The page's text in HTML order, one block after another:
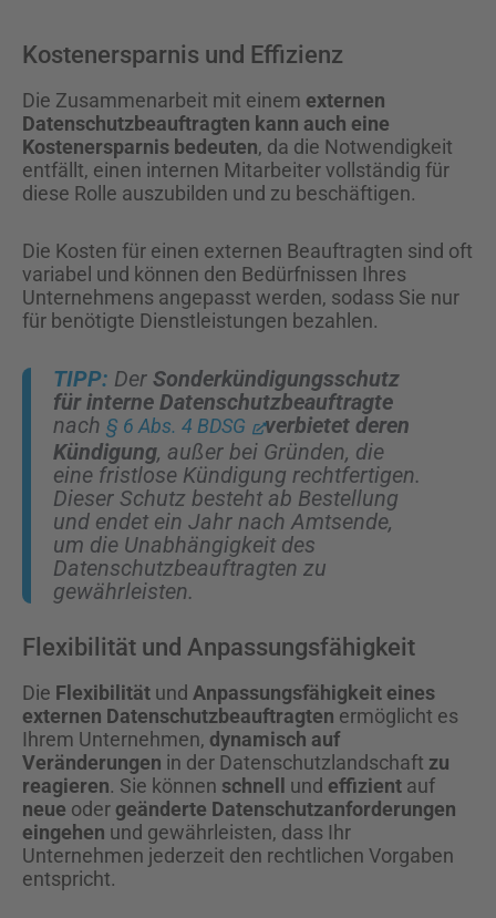
Kostenersparnis und Effizienz
Die Zusammenarbeit mit einem externen
Datenschutzbeauftragten kann auch eine
Kostenersparnis bedeuten, da die Notwendigkeit
entfällt, einen internen Mitarbeiter vollständig für
diese Rolle auszubilden und zu beschäftigen.
Die Kosten für einen externen Beauftragten sind oft
variabel und können den Bedürfnissen Ihres
Unternehmens angepasst werden, sodass Sie nur
für benötigte Dienstleistungen bezahlen.
Der Sonderkündigungsschutz
für interne Datenschutzbeauftragte
nach § 6 Abs. 4 BDSG
verbietet deren
Kündigung, außer bei Gründen, die
eine fristlose Kündigung rechtfertigen.
Dieser Schutz besteht ab Bestellung
und endet ein Jahr nach Amtsende,
um die Unabhängigkeit des
Datenschutzbeauftragten zu
gewährleisten.
Flexibilität und Anpassungsfähigkeit
Die Flexibilität und Anpassungsfähigkeit eines
externen Datenschutzbeauftragten ermöglicht es
Ihrem Unternehmen, dynamisch auf
Veränderungen in der Datenschutzlandschaft zu
reagieren. Sie können schnell und effizient auf
neue oder geänderte Datenschutzanforderungen
eingehen und gewährleisten, dass Ihr
Unternehmen jederzeit den rechtlichen Vorgaben
entspricht.